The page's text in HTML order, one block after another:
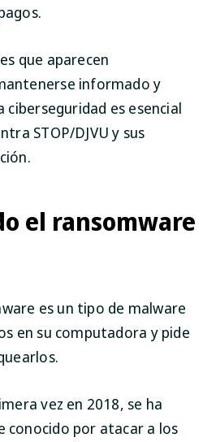
que aparecen
informado y
ciberseguridad es esencial
STOP/DJVU y sus
el ransomware
es un tipo de malware
en su computadora y pide
vez en 2018, se ha
conocido por atacar a los